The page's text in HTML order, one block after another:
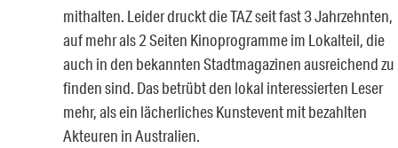
mithalten. Leider druckt die TAZ seit fast 3 Jahrzehnten,
auf mehr als 2 Seiten Kinoprogramme im Lokalteil, die
auch in den bekannten Stadtmagazinen ausreichend zu
finden sind. Das betrübt den lokal interessierten Leser
mehr, als ein lächerliches Kunstevent mit bezahlten
Akteuren in Australien.